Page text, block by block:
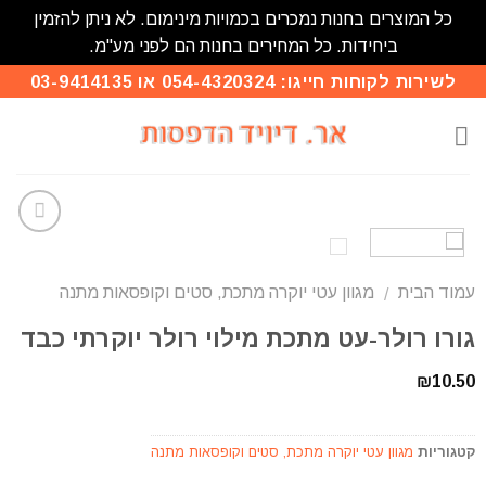
כל המוצרים בחנות נמכרים בכמויות מינימום. לא ניתן להזמין
ביחידות. כל המחירים בחנות הם לפני מע"מ.
לשירות לקוחות חייגו: 054-4320324 או 03-9414135
עמוד הבית / מגוון עטי יוקרה מתכת, סטים וקופסאות מתנה
גורו רולר-עט מתכת מילוי רולר יוקרתי כבד
₪10.50
קטגוריות מגוון עטי יוקרה מתכת, סטים וקופסאות מתנה